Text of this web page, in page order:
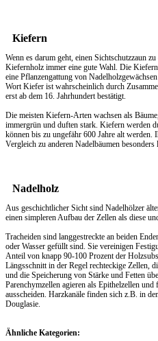
Kiefern
Wenn es darum geht, einen Sichtschutzzaun zu
Kiefernholz immer eine gute Wahl. Die
eine Pflanzengattung von
Wort Kiefer ist wahrscheinlich durch
erst ab dem 16. Jahrhundert bestätigt.
Die meisten Kiefern-Arten wachsen als
immergrün und duften stark. Kiefern werden
können bis zu ungefähr 600 Jahre alt
Vergleich zu anderen Nadelbäumen besonders
Nadelholz
Aus geschichtlicher Sicht sind Nadelhölzer
einen simpleren Aufbau der Zellen als diese
Tracheiden sind langgestreckte an beiden
oder Wasser gefüllt sind. Sie vereinigen
Anteil von knapp 90-100 Prozent der
Längsschnitt in der Regel rechteckige Zellen,
und die Speicherung von Stärke und Fetten
Parenchymzellen agieren als Epithelzellen
ausscheiden. Harzkanäle finden sich z.B. in
Douglasie.
Ähnliche Kategorien: